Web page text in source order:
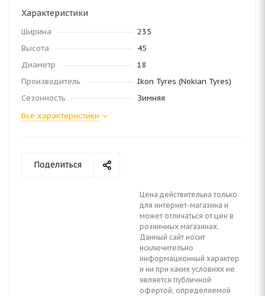
Характеристики
Ширина
235
Высота
45
Диаметр
18
Производитель
Ikon Tyres (Nokian Tyres)
Сезонность
Зимняя
Все характеристики
Поделиться
Цена действительна только
для интернет-магазина и
может отличаться от цен в
розничных магазинах.
Данный сайт носит
исключительно
информационный характер
и ни при каких условиях не
является публичной
офертой, определяемой